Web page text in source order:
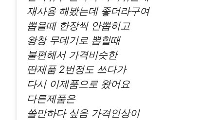
재사용 해봤는데 좋더라구여
뽑을때 한장씩 안뽑히고
왕창 무데기로 뽑힐때
불편해서 가격비슷한
딴제품 2번정도 쓰다가
다시 이제품으로 왔어요
다른제품은
쓸만하다 싶음 가격인상이